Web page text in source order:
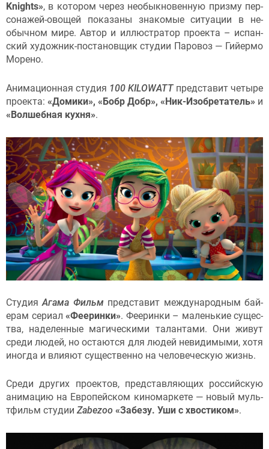
Knights», в ко­тором че­рез не­обык­но­вен­ную приз­му пер­
со­нажей-ово­щей по­каза­ны зна­комые си­ту­ации в не­
обыч­ном ми­ре. Ав­тор и ил­люс­тра­тор про­ек­та – ис­пан­
ский ху­дож­ник-пос­та­нов­щик сту­дии Па­ровоз — Гий­ер­мо
Мо­рено.
Ани­маци­он­ная сту­дия 100 KILOWATTпред­ста­вит че­тыре
про­ек­та: «До­мики», «Бобр Добр», «Ник-Изоб­ре­татель» и
«Вол­шебная кух­ня».
Сту­дияАга­ма Фильм пред­ста­вит меж­ду­народ­ным бай­
ерам се­ри­ал «Фе­ерин­ки». Фе­ерин­ки – ма­лень­кие су­щес­
тва, на­делен­ные ма­гичес­ки­ми та­лан­та­ми. Они жи­вут
сре­ди лю­дей, но ос­та­ют­ся для лю­дей не­види­мыми, хо­тя
иног­да и вли­яют су­щес­твен­но на че­лове­чес­кую жизнь.
Сре­ди дру­гих про­ек­тов, пред­став­ля­ющих рос­сий­скую
ани­мацию на Ев­ро­пей­ском ки­номар­ке­те — но­вый муль­
тфильм сту­дии Zabezoo «За­безу. Уши с хвос­ти­ком».